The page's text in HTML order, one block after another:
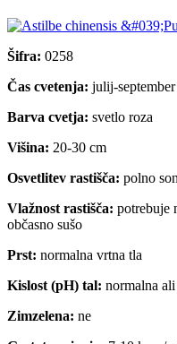
Šifra: 0258
Čas cvetenja: julij-september
Barva cvetja: svetlo roza
Višina: 20-30 cm
Osvetlitev rastišča: polno
Vlažnost rastišča: potrebuje
občasno sušo
Prst: normalna vrtna tla
Kislost (pH) tal: normalna
Zimzelena: ne